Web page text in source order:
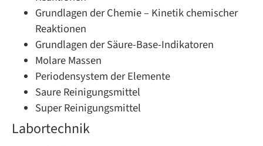
Grundlagen der Chemie – Kinetik chemischer
Reaktionen
Grundlagen der Säure-Base-Indikatoren
Molare Massen
Periodensystem der Elemente
Saure Reinigungsmittel
Super Reinigungsmittel
Labortechnik